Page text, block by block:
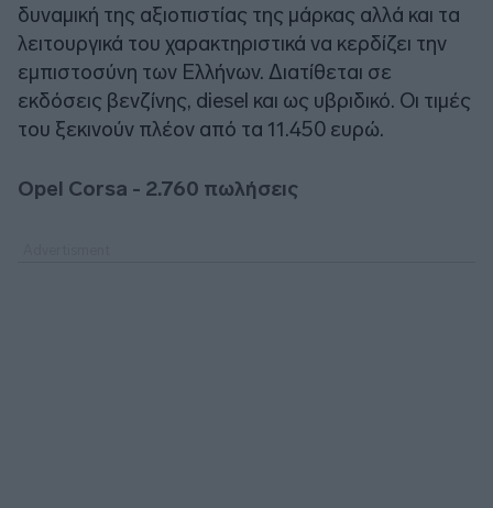
δυναμική της αξιοπιστίας της μάρκας αλλά και τα
λειτουργικά του χαρακτηριστικά να κερδίζει την
εμπιστοσύνη των Ελλήνων. Διατίθεται σε
εκδόσεις βενζίνης, diesel και ως υβριδικό. Οι τιμές
του ξεκινούν πλέον από τα 11.450 ευρώ.
Opel Corsa - 2.760 πωλήσεις